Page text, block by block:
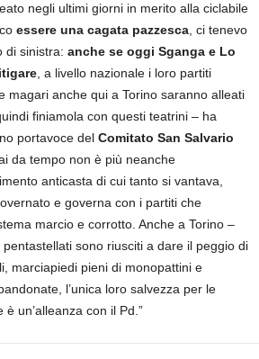
negli ultimi giorni in merito alla ciclabile
essere una cagata pazzesca, ci tenevo
di sinistra: anche se oggi Sganga e Lo
, a livello nazionale i loro partiti
magari anche qui a Torino saranno alleati
finiamola con questi teatrini – ha
portavoce del Comitato San Salvario
da tempo non è più neanche
anticasta di cui tanto si vantava,
e governa con i partiti che
marcio e corrotto. Anche a Torino –
sono riusciti a dare il peggio di
marciapiedi pieni di monopattini e
l’unica loro salvezza per le
un’alleanza con il Pd.”